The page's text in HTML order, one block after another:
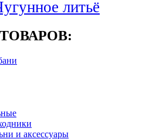
литьё
и аксессуары